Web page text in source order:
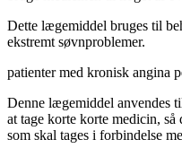
Dette lægemiddel bruges til
ekstremt søvnproblemer.
patienter med kronisk angina
Denne lægemiddel anvendes
at tage korte korte medicin,
som skal tages i forbindelse